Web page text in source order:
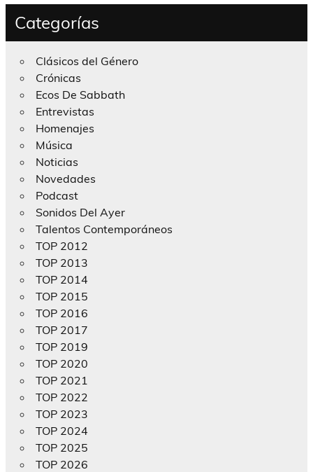
Categorías
Clásicos del Género
Crónicas
Ecos De Sabbath
Entrevistas
Homenajes
Música
Noticias
Novedades
Podcast
Sonidos Del Ayer
Talentos Contemporáneos
TOP 2012
TOP 2013
TOP 2014
TOP 2015
TOP 2016
TOP 2017
TOP 2019
TOP 2020
TOP 2021
TOP 2022
TOP 2023
TOP 2024
TOP 2025
TOP 2026